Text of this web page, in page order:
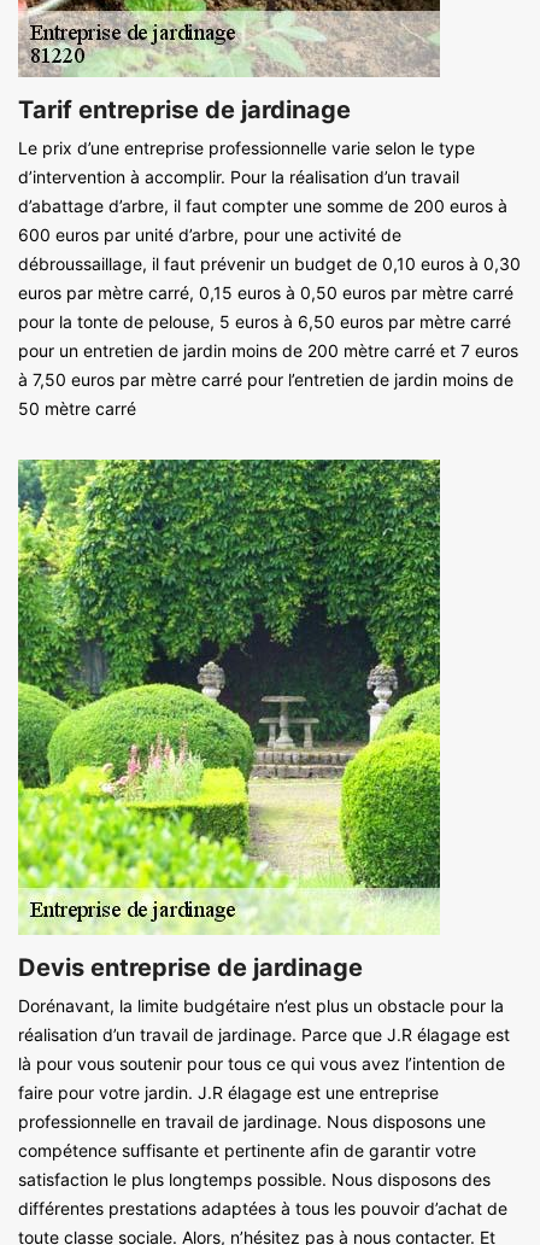
Tarif entreprise de jardinage
Le prix d’une entreprise professionnelle varie selon le type
d’intervention à accomplir. Pour la réalisation d’un travail
d’abattage d’arbre, il faut compter une somme de 200 euros à
600 euros par unité d’arbre, pour une activité de
débroussaillage, il faut prévenir un budget de 0,10 euros à 0,30
euros par mètre carré, 0,15 euros à 0,50 euros par mètre carré
pour la tonte de pelouse, 5 euros à 6,50 euros par mètre carré
pour un entretien de jardin moins de 200 mètre carré et 7 euros
à 7,50 euros par mètre carré pour l’entretien de jardin moins de
50 mètre carré
Devis entreprise de jardinage
Dorénavant, la limite budgétaire n’est plus un obstacle pour la
réalisation d’un travail de jardinage. Parce que J.R élagage est
là pour vous soutenir pour tous ce qui vous avez l’intention de
faire pour votre jardin. J.R élagage est une entreprise
professionnelle en travail de jardinage. Nous disposons une
compétence suffisante et pertinente afin de garantir votre
satisfaction le plus longtemps possible. Nous disposons des
différentes prestations adaptées à tous les pouvoir d’achat de
toute classe sociale. Alors, n’hésitez pas à nous contacter. Et